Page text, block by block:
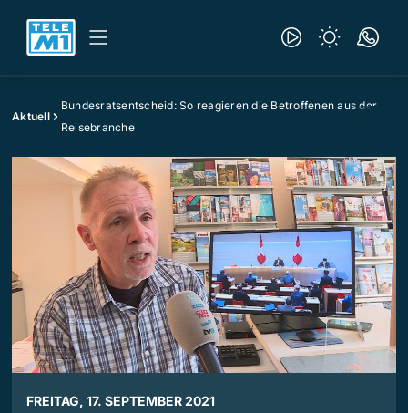
Aktuell
Bundesratsentscheid: So reagieren die Betroffenen aus der
Reisebranche
FREITAG, 17. SEPTEMBER 2021